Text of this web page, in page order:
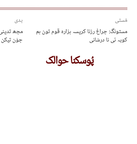
پدی
مچھ
جوْن
مُستی
مستونگ: چراغ رژنا کریسہ ہزارہ قوم تون ہم
کوپہ ئی نا درشانی
پُوسکنا حوالک